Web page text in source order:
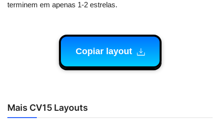
terminem em apenas 1-2 estrelas.
Copiar layout
Mais CV15 Layouts